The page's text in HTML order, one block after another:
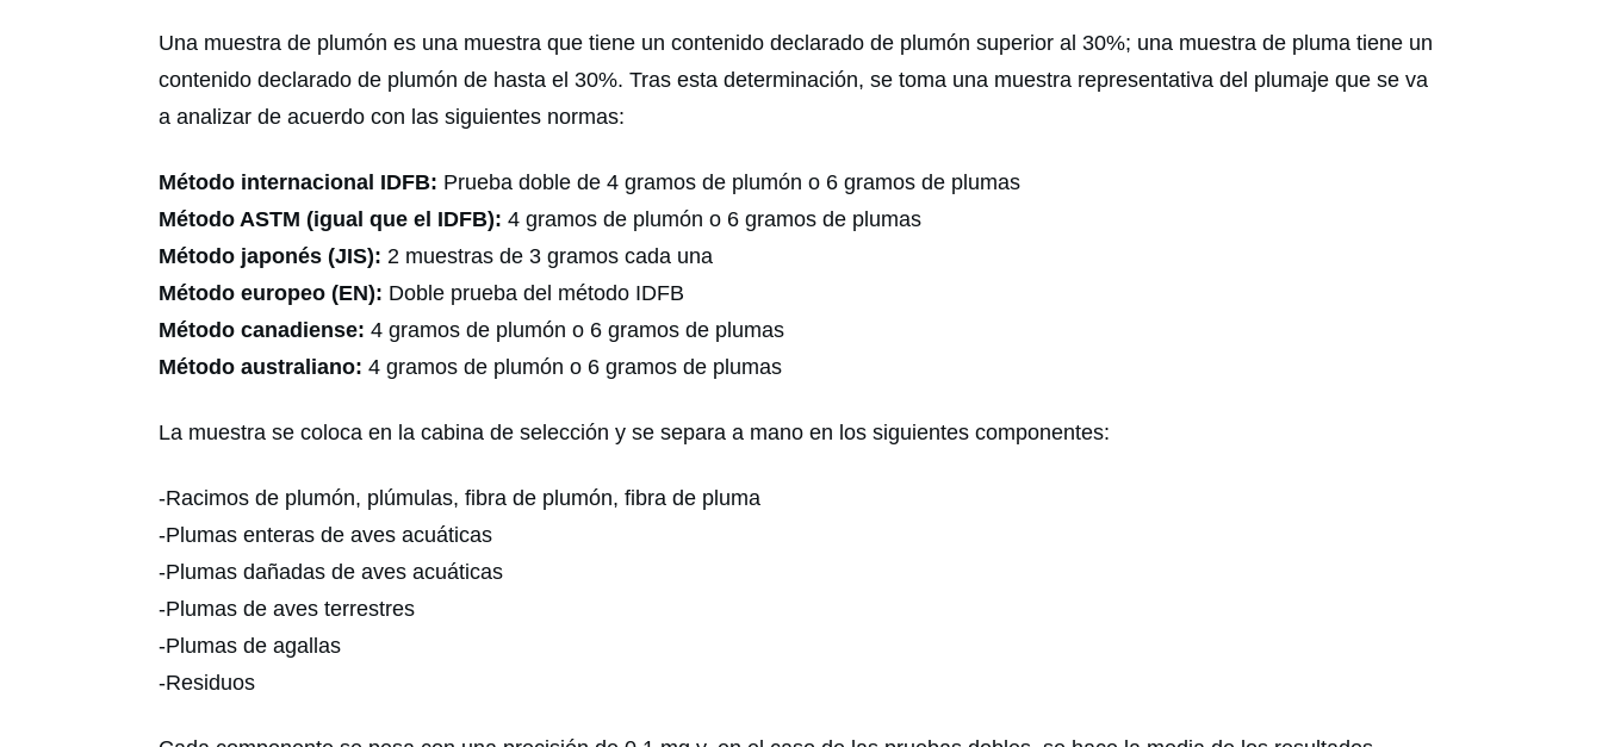
Una muestra de plumón es una muestra que tiene un contenido declarado de plumón superior al 30%; una muestra de pluma tiene un
contenido declarado de plumón de hasta el 30%. Tras esta determinación, se toma una muestra representativa del plumaje que se va
a analizar de acuerdo con las siguientes normas:
Método internacional IDFB: Prueba doble de 4 gramos de plumón o 6 gramos de plumas
Método ASTM (igual que el IDFB): 4 gramos de plumón o 6 gramos de plumas
Método japonés (JIS): 2 muestras de 3 gramos cada una
Método europeo (EN): Doble prueba del método IDFB
Método canadiense: 4 gramos de plumón o 6 gramos de plumas
Método australiano: 4 gramos de plumón o 6 gramos de plumas
La muestra se coloca en la cabina de selección y se separa a mano en los siguientes componentes:
-Racimos de plumón, plúmulas, fibra de plumón, fibra de pluma
-Plumas enteras de aves acuáticas
-Plumas dañadas de aves acuáticas
-Plumas de aves terrestres
-Plumas de agallas
-Residuos